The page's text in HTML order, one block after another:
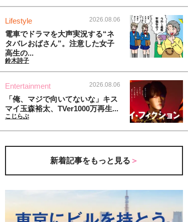
Lifestyle 2026.08.06
電車でドラマを大声実況する“ネ
タバレおばさん”。注意した女子
高生の...
鈴木詩子
Entertainment 2026.08.06
「俺、マジで向いてないな」キス
マイ玉森裕太、TVer1000万再生...
こじらぶ
新着記事をもっと見る